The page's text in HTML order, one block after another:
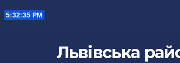
5:32:37 PM
Львівська